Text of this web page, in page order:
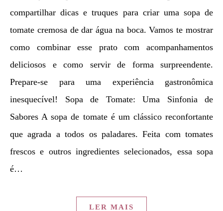
compartilhar dicas e truques para criar uma sopa de
tomate cremosa de dar água na boca. Vamos te mostrar
como combinar esse prato com acompanhamentos
deliciosos e como servir de forma surpreendente.
Prepare-se para uma experiência gastronômica
inesquecível! Sopa de Tomate: Uma Sinfonia de
Sabores A sopa de tomate é um clássico reconfortante
que agrada a todos os paladares. Feita com tomates
frescos e outros ingredientes selecionados, essa sopa
é…
LER MAIS